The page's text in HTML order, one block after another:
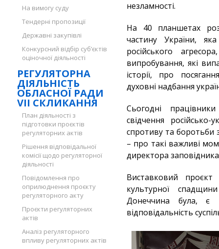
На вимогу суду
Тендерні пропозиції
Державні закупівлі
Конкурсний відбір суб’єктів
оціночної діяльності
РЕГУЛЯТОРНА
ДІЯЛЬНІСТЬ
ОБЛАСНОЇ РАДИ
VII СКЛИКАННЯ
План діяльності з
підготовки проєктів
регуляторних актів
Рішення відповідальної
комісії щодо регуляторної
діяльності
Повідомлення про
оприлюднення проєкту
регуляторного акту
Проєкти регуляторних
актів
Аналіз регуляторного
впливу регуляторних актів
незламності.
На 40 планшетах
частину України,
російського
випробування, які
історії, про
духовні надбання
Сьогодні
свідчення російсько-
спротиву та боротьби
– про такі важливі
директора
Виставковий проєкт
культурної
Донеччина була, є
відповідальність